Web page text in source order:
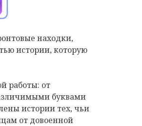
находки,
истории, которую
работы: от
буквами
истории тех, чьи
от довоенной